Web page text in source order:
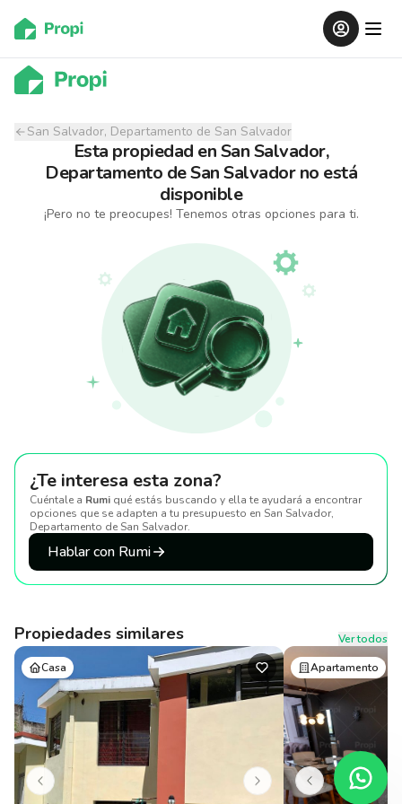
San Salvador, Departamento de San Salvador
Esta propiedad enSan Salvador,
Departamento de San Salvador no está
disponible
¡Pero no te preocupes! Tenemos otras opciones para ti.
¿Te interesa esta zona?
Cuéntale a Rumi qué estás buscando y ella te ayudará a encontrar
opciones que se adapten a tu presupuesto en San Salvador,
Departamento de San Salvador.
Hablar con Rumi
Propiedades similares
Ver todos
Casa
Apartamento